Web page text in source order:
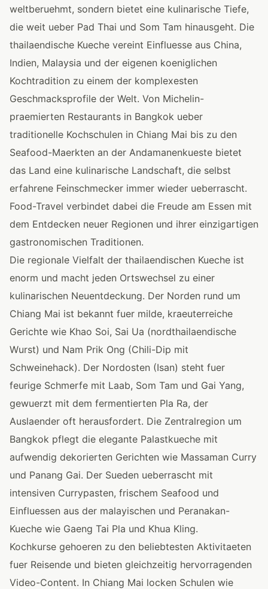
weltberuehmt, sondern bietet eine kulinarische Tiefe,
die weit ueber Pad Thai und Som Tam hinausgeht. Die
thailaendische Kueche vereint Einfluesse aus China,
Indien, Malaysia und der eigenen koeniglichen
Kochtradition zu einem der komplexesten
Geschmacksprofile der Welt. Von Michelin-
praemierten Restaurants in Bangkok ueber
traditionelle Kochschulen in Chiang Mai bis zu den
Seafood-Maerkten an der Andamanenkueste bietet
das Land eine kulinarische Landschaft, die selbst
erfahrene Feinschmecker immer wieder ueberrascht.
Food-Travel verbindet dabei die Freude am Essen mit
dem Entdecken neuer Regionen und ihrer einzigartigen
gastronomischen Traditionen.
Die regionale Vielfalt der thailaendischen Kueche ist
enorm und macht jeden Ortswechsel zu einer
kulinarischen Neuentdeckung. Der Norden rund um
Chiang Mai ist bekannt fuer milde, kraeuterreiche
Gerichte wie Khao Soi, Sai Ua (nordthailaendische
Wurst) und Nam Prik Ong (Chili-Dip mit
Schweinehack). Der Nordosten (Isan) steht fuer
feurige Schmerfe mit Laab, Som Tam und Gai Yang,
gewuerzt mit dem fermentierten Pla Ra, der
Auslaender oft herausfordert. Die Zentralregion um
Bangkok pflegt die elegante Palastkueche mit
aufwendig dekorierten Gerichten wie Massaman Curry
und Panang Gai. Der Sueden ueberrascht mit
intensiven Currypasten, frischem Seafood und
Einfluessen aus der malayischen und Peranakan-
Kueche wie Gaeng Tai Pla und Khua Kling.
Kochkurse gehoeren zu den beliebtesten Aktivitaeten
fuer Reisende und bieten gleichzeitig hervorragenden
Video-Content. In Chiang Mai locken Schulen wie